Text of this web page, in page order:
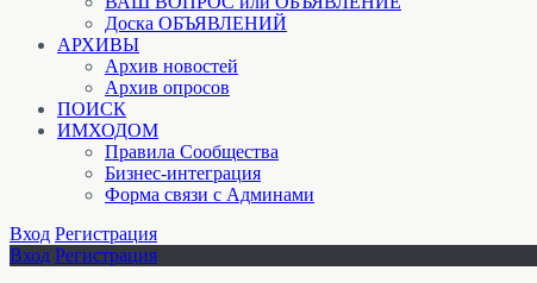
Доска ОБЪЯВЛЕНИЙ
АРХИВЫ
Архив новостей
Архив опросов
ПОИСК
ИМХОДОМ
Правила Сообщества
Бизнес-интеграция
Форма связи с Админами
Вход Регистрация
Вход Регистрация